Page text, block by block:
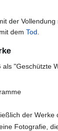
der
dem Tod
"Geschützte
der Werke
Fotografie,